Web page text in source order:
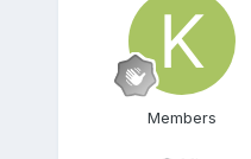
Members